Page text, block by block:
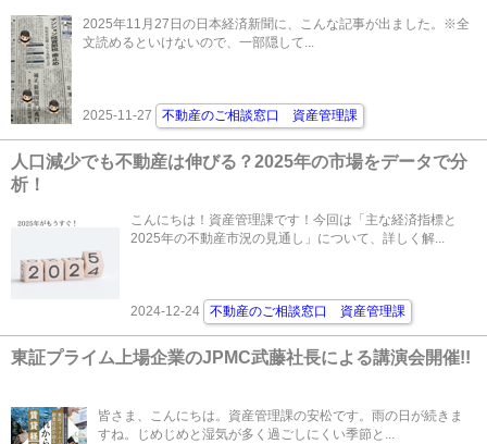
2025年11月27日の日本経済新聞に、こんな記事が出ました。※全
文読めるといけないので、一部隠して...
2025-11-27 不動産のご相談窓口 資産管理課
人口減少でも不動産は伸びる？2025年の市場をデータで分
析！
こんにちは！資産管理課です！今回は「主な経済指標と
2025年の不動産市況の見通し」について、詳しく解...
2024-12-24 不動産のご相談窓口 資産管理課
東証プライム上場企業のJPMC武藤社長による講演会開催!!
皆さま、こんにちは。資産管理課の安松です。雨の日が続きま
すね。じめじめと湿気が多く過ごしにくい季節と...